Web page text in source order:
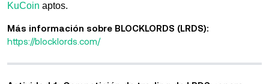
KuCoin aptos.
Más información sobre BLOCKLORDS (LRDS):
https://blocklords.com/